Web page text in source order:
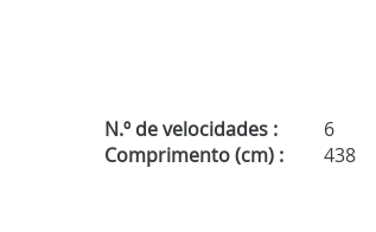
N.º de velocidades :
6
Comprimento (cm) :
438